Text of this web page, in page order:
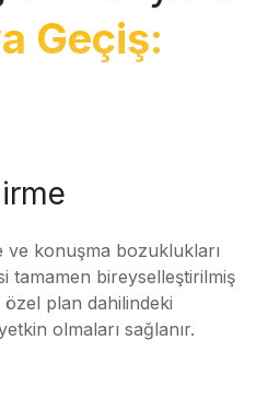
Geçiş:
ve konuşma bozuklukları
tamamen bireyselleştirilmiş
özel plan dahilindeki
olmaları sağlanır.